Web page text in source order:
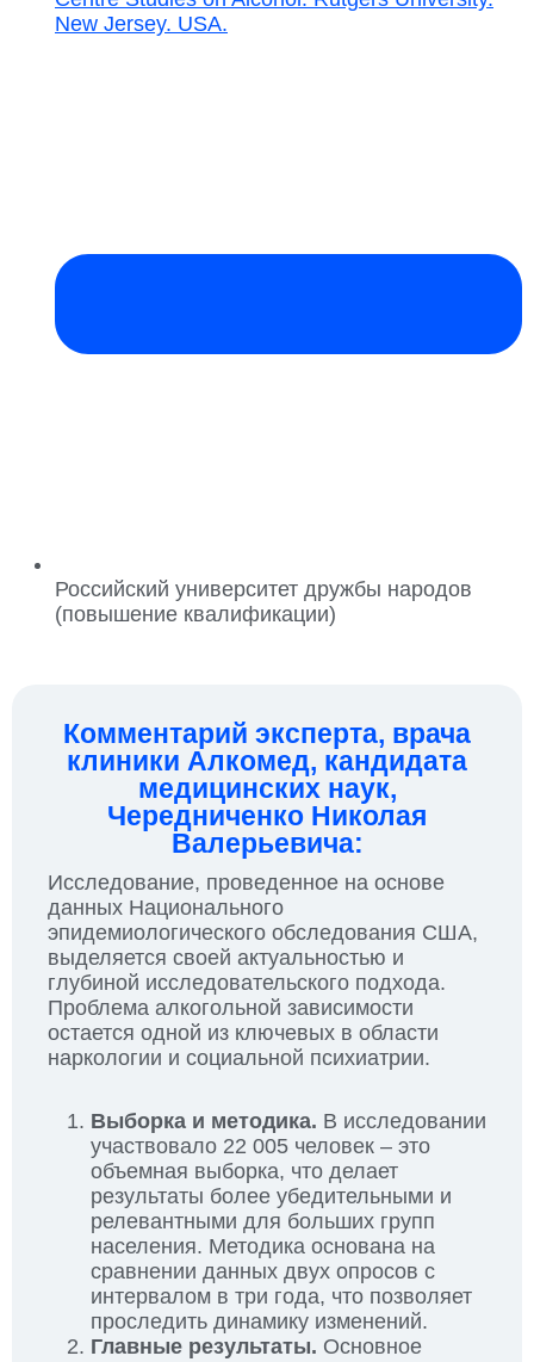
New Jersey. USA.
Российский университет дружбы народов
(повышение квалификации)
Комментарий эксперта, врача
клиники Алкомед, кандидата
медицинских наук,
Чередниченко Николая
Валерьевича:
Исследование, проведенное на основе
данных Национального
эпидемиологического обследования США,
выделяется своей актуальностью и
глубиной исследовательского подхода.
Проблема алкогольной зависимости
остается одной из ключевых в области
наркологии и социальной психиатрии.
Выборка и методика. В исследовании
участвовало 22 005 человек – это
объемная выборка, что делает
результаты более убедительными и
релевантными для больших групп
населения. Методика основана на
сравнении данных двух опросов с
интервалом в три года, что позволяет
проследить динамику изменений.
Главные результаты. Основное